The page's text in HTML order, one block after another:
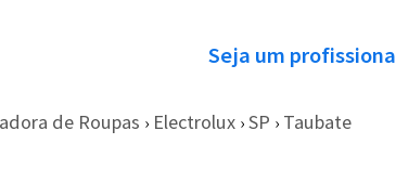
Seja um
de Roupas › Electrolux › SP › Taubate